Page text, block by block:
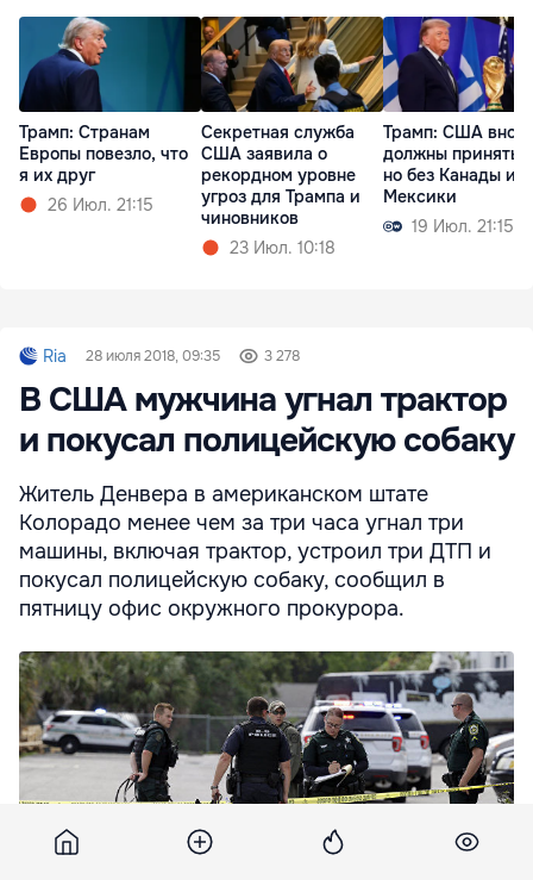
Трамп: Cтранам
Европы повезло, что
я их друг
26 Июл. 21:15
Секретная служба
США заявила о
рекордном уровне
угроз для Трампа и
чиновников
23 Июл. 10:18
Трамп: США
должны принять
но без Канады и
Мексики
19 Июл. 21:15
Ria 28 июля 2018, 09:35 3 278
В США мужчина угнал трактор
и покусал полицейскую собаку
Житель Денвера в американском штате
Колорадо менее чем за три часа угнал три
машины, включая трактор, устроил три ДТП и
покусал полицейскую собаку, сообщил в
пятницу офис окружного прокурора.